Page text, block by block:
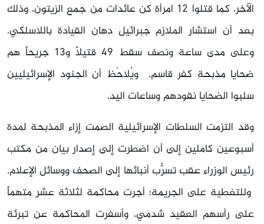
الآخر، كما قتلوا 12 امرأة كن عائدات من جمع الزيتون، وذلك
بعد أن استشار الملازم جبرائيل دهان القيادة باللاسلكي.
وعلى مدى ساعة ونصف سقط 49 قتيلاً و13 جريحاً هم
ضحايا مذبحة كفر قاسم. ويُلاحَظ أن الجنود الإسرائيليين
سلبوا الضحايا نقودهم وساعات اليد.
وقد التزمت السلطات الإسرائيلية الصمت إزاء المذبحة لمدة
أسبوعين كاملين إلى أن اضطرت إلى إصدار بيان من مكتب
رئيس الوزراء عقب تسرُّب أنبائها إلى الصحف ووسائل الإعلام.
وللتغطية على الجريمة؛ أجرت محاكمة لثلاثة عشر متهماً
على رأسهم العقيد شدمي، وأسفرت المحاكمة عن تبرئة